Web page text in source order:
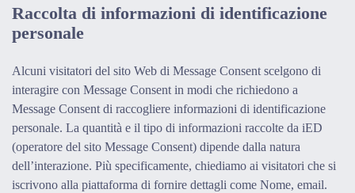
Raccolta di informazioni di identificazione
personale
Alcuni visitatori del sito Web di Message Consent scelgono di
interagire con Message Consent in modi che richiedono a
Message Consent di raccogliere informazioni di identificazione
personale. La quantità e il tipo di informazioni raccolte da iED
(operatore del sito Message Consent) dipende dalla natura
dell’interazione. Più specificamente, chiediamo ai visitatori che si
iscrivono alla piattaforma di fornire dettagli come Nome, email.